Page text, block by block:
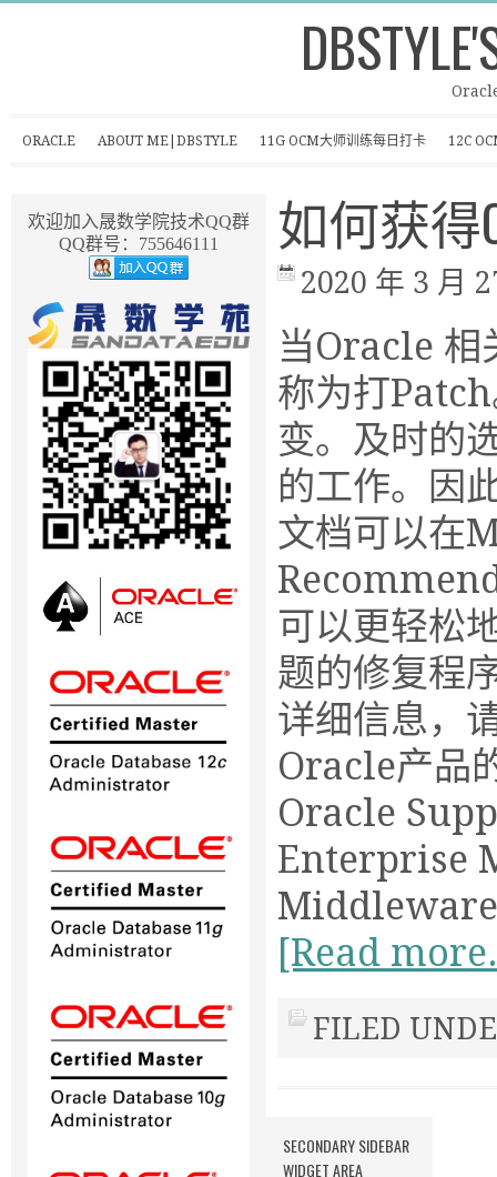
ORACLE ABOUT ME|DBSTYLE 11G OCM大师训练每日打卡 12C
如何获得
2020 年 3 月
当Oracle 相
称为打
变。及时的
的工作。因
文档可以在
可以更轻松
题的修复程
详细信息，
Oracle产品
Oracle
Enterprise
[Read
FILED
欢迎加入晟数学院技术QQ群
QQ群号：755646111
SECONDARY SIDEBAR
WIDGET AREA